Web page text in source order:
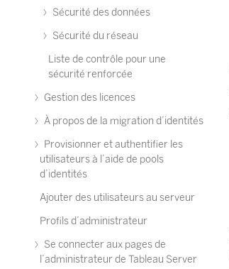
Sécurité des données
Sécurité du réseau
Liste de contrôle pour une
sécurité renforcée
Gestion des licences
À propos de la migration d’identités
Provisionner et authentifier les
utilisateurs à l’aide de pools
d’identités
Ajouter des utilisateurs au serveur
Profils d’administrateur
Se connecter aux pages de
l’administrateur de Tableau Server